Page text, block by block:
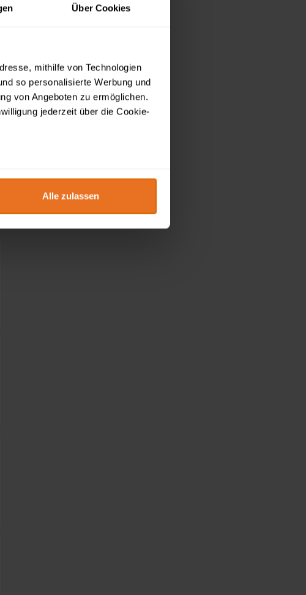
Über Cookies
mithilfe von Technologien
so personalisierte Werbung und
von Angeboten zu ermöglichen.
jederzeit über die Cookie-
Ihre Präferenzen im
Medien anbieten zu können
Ihrer Verwendung unserer
führen diese Informationen
Alle zulassen